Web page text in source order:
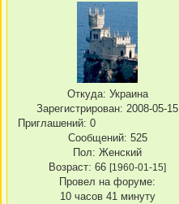
Откуда: Украина
Зарегистрирован: 2008-05-15
Приглашений: 0
Сообщений: 525
Пол: Женский
Возраст: 66 [1960-01-15]
Провел на форуме:
10 часов 41 минуту